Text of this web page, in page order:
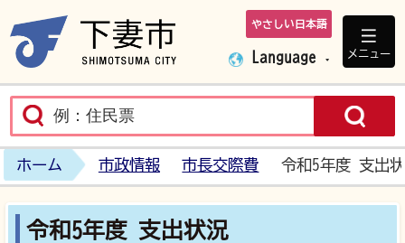
下妻市ホームペ
やさしい日本語
Language メニュー
ホーム 市政情報 市長交際費 令和5年度 支出
令和5年度 支出状況